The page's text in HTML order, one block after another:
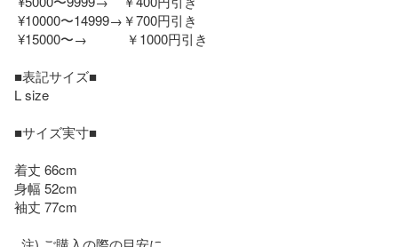
■表記サイズ■
L size
■サイズ実寸■
着丈 66cm
身幅 52cm
袖丈 77cm